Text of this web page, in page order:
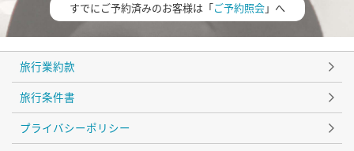
すでにご予約済みのお客様は「ご予約照会」へ
旅行業約款
旅行条件書
プライバシーポリシー